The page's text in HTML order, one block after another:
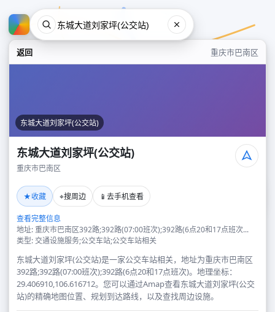
返回 重庆市巴南区
东城大道刘家坪(公交站)
东城大道刘家坪(公交站)
重庆市巴南区
★收藏 ⌖搜周边 📱 去手机查看
查看完整信息
地址: 重庆市巴南区392路;392路(07:00班次);392路(6点20和17点班次...
类型: 交通设施服务;公交车站;公交车站相关
东城大道刘家坪(公交站)是一家公交车站相关，地址为重庆市巴南区
392路;392路(07:00班次);392路(6点20和17点班次)。地理坐标：
29.406910,106.616712。您可以通过Amap查看东城大道刘家坪(公交
站)的精确地图位置、规划到达路线，以及查找周边设施。